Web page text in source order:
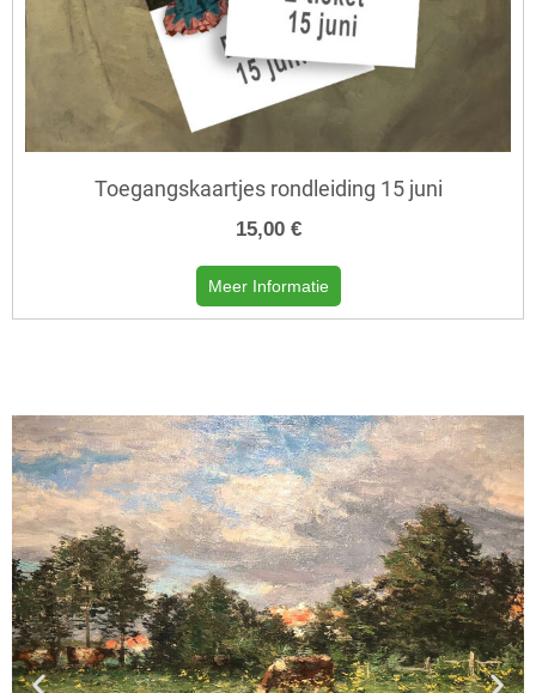
Toegangskaartjes rondleiding 15 juni
15,00 €
Meer Informatie